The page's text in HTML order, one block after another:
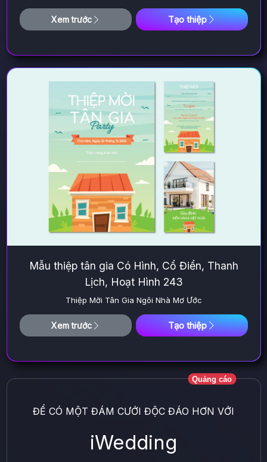
Xem trước Tạo thiệp
Mẫu thiệp tân gia Có Hình, Cổ Điển, Thanh
Lịch, Hoạt Hình 243
Thiệp Mời Tân Gia Ngôi Nhà Mơ Ước
Xem trước Tạo thiệp
ĐỂ CÓ MỘT ĐÁM CƯỚI ĐỘC ĐÁO HƠN VỚI
iWedding
Quảng cáo